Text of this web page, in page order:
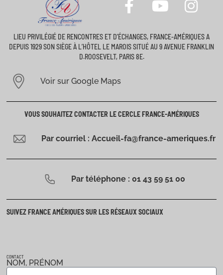
CONTACT
NOM, PRÉNOM
LIEU PRIVILÉGIÉ DE RENCONTRES ET D’ÉCHANGES, FRANCE-AMÉRIQUES A
DEPUIS 1929 SON SIÈGE À L’HÔTEL LE MAROIS SITUÉ AU 9 AVENUE FRANKLIN
D.ROOSEVELT, PARIS 8E.
Voir sur Google Maps
VOUS SOUHAITEZ CONTACTER LE CERCLE FRANCE-AMÉRIQUES
Par courriel : Accueil-fa@france-ameriques.fr
Par téléphone : 01 43 59 51 00
SUIVEZ FRANCE AMÉRIQUES SUR LES RÉSEAUX SOCIAUX